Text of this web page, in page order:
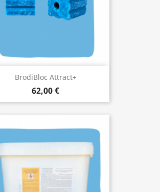
BrodiBloc Attract+
62,00 €